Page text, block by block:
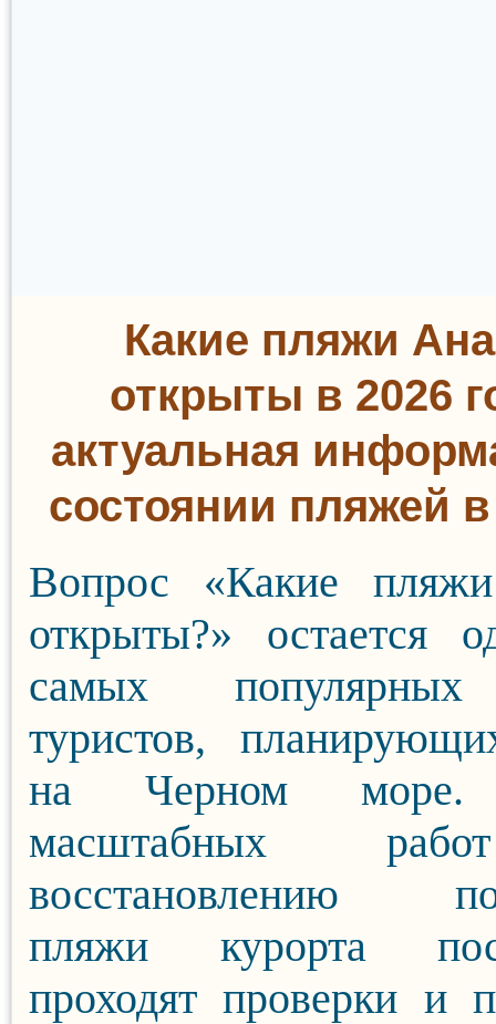
Какие пляжи
открыты в 2026
актуальная
состоянии пляжей
Вопрос «Какие
открыты?» остается
самых
туристов,
на Черном море.
масштабных
восстановлению
пляжи курорта
проходят проверки и